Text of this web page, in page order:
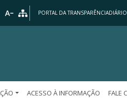
PORTAL DA TRANSPARÊNCIA
ACESSO À INFORMAÇÃO FALE